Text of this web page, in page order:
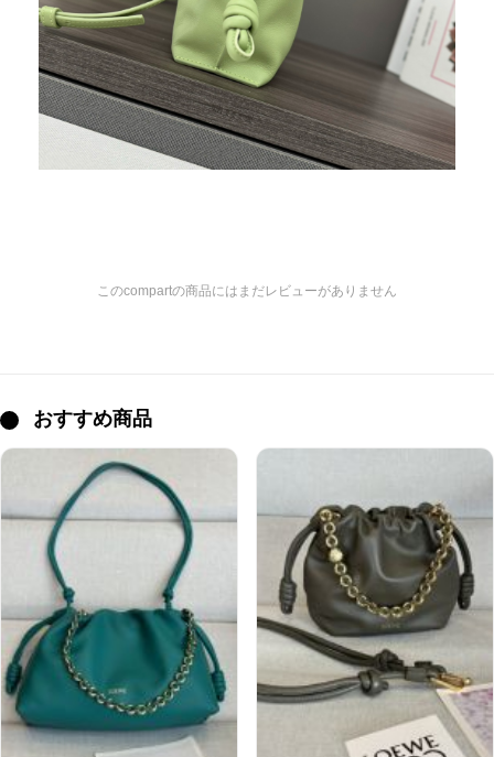
このcompartの商品にはまだレビューがありません
おすすめ商品